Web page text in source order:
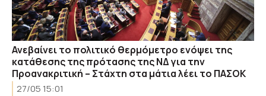
Ανεβαίνει το πολιτικό θερμόμετρο ενόψει της
κατάθεσης της πρότασης της ΝΔ για την
Προανακριτική – Στάχτη στα μάτια λέει το ΠΑΣΟΚ
27/05 15:01